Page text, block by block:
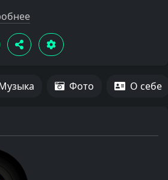
Фото О себе